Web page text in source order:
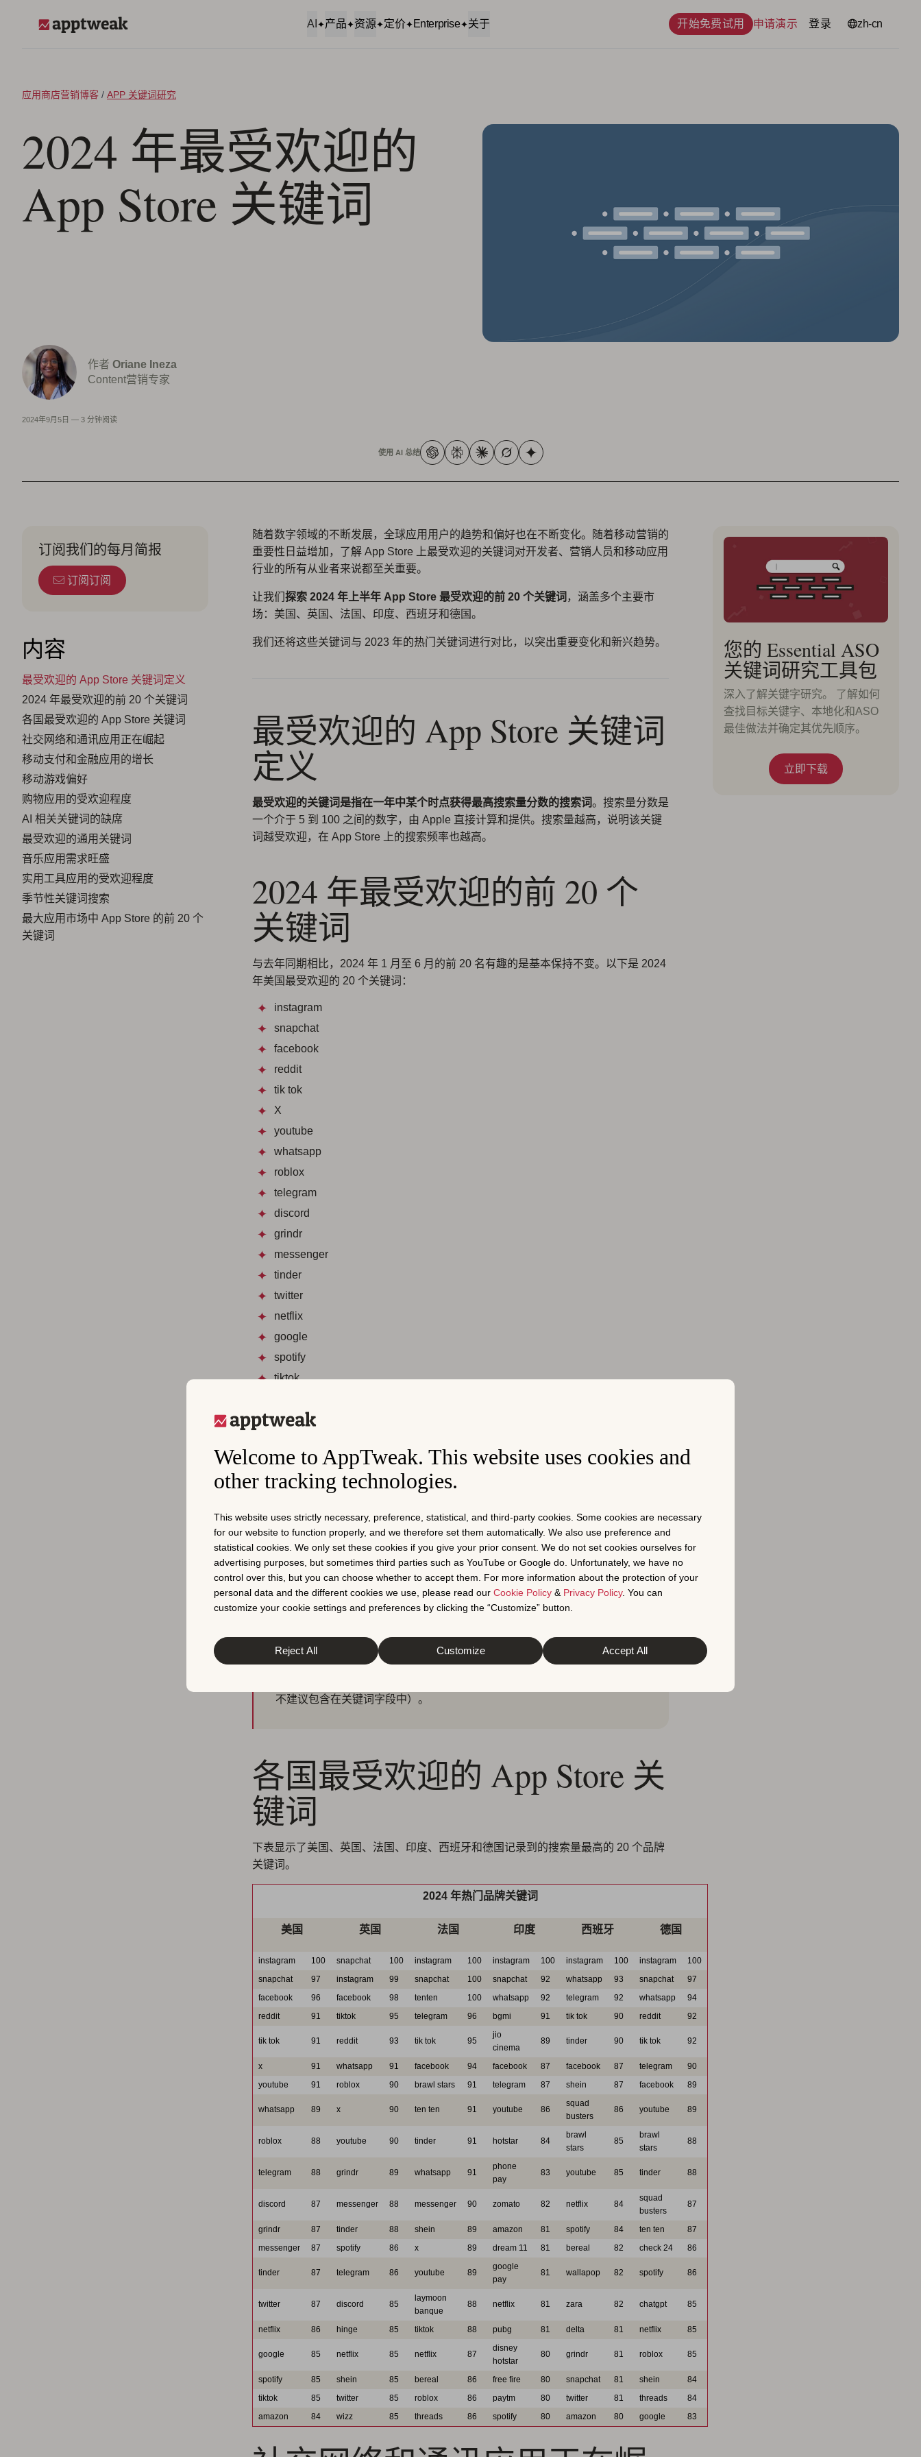
Welcome to AppTweak. This website uses cookies and
other tracking technologies.
This website uses strictly necessary, preference, statistical, and third-party cookies. Some cookies are necessary
for our website to function properly, and we therefore set them automatically. We also use preference and
statistical cookies. We only set these cookies if you give your prior consent. We do not set cookies ourselves for
advertising purposes, but sometimes third parties such as YouTube or Google do. Unfortunately, we have no
control over this, but you can choose whether to accept them. For more information about the protection of your
personal data and the different cookies we use, please read our Cookie Policy & Privacy Policy. You can
customize your cookie settings and preferences by clicking the “Customize” button.
Reject All Customize Accept All
AI 产品 资源 定价 Enterprise 关于 开始免费试用 申请演示 登录 语言zh-cn
应用商店营销博客 / APP 关键词研究
2024 年最受欢迎的
App Store 关键词
作者 Oriane Ineza
Content营销专家
2024年9月5日 — 3 分钟阅读
使用 AI 总结
订阅我们的每月简报
订阅订阅
内容
最受欢迎的 App Store 关键词定义
2024 年最受欢迎的前 20 个关键词
各国最受欢迎的 App Store 关键词
社交网络和通讯应用正在崛起
移动支付和金融应用的增长
移动游戏偏好
购物应用的受欢迎程度
AI 相关关键词的缺席
最受欢迎的通用关键词
音乐应用需求旺盛
实用工具应用的受欢迎程度
季节性关键词搜索
最大应用市场中 App Store 的前 20 个
关键词
随着数字领域的不断发展，全球应用用户的趋势和偏好也在不断变化。随着移动营销的
重要性日益增加，了解 App Store 上最受欢迎的关键词对开发者、营销人员和移动应用
行业的所有从业者来说都至关重要。
让我们 探索 2024 年上半年 App Store 最受欢迎的前 20 个关键词 ，涵盖多个主要市
场：美国、英国、法国、印度、西班牙和德国。
我们还将这些关键词与 2023 年的热门关键词进行对比，以突出重要变化和新兴趋势。
最受欢迎的 App Store 关键词
定义
最受欢迎的关键词是指在一年中某个时点获得最高搜索量分数的搜索词。搜索量分数是
一个介于 5 到 100 之间的数字，由 Apple 直接计算和提供。搜索量越高，说明该关键
词越受欢迎，在 App Store 上的搜索频率也越高。
2024 年最受欢迎的前 20 个
关键词
与去年同期相比，2024 年 1 月至 6 月的前 20 名有趣的是基本保持不变。以下是 2024
年美国最受欢迎的 20 个关键词：
instagram
snapchat
facebook
reddit
tik tok
X
youtube
whatsapp
roblox
telegram
discord
grindr
messenger
tinder
twitter
netflix
google
spotify
tiktok
略。Amazon 退出前 20 名，导致美国 App Store 上没有购物应用的品牌关键词进入前
2023 年， Bereal
在西班牙和德国很受欢迎，但今年在西班牙排名下降了几位，并退出
了德国市场。该应用已进入法国市场。
专家提示
不建议包含在关键词字段中）。
各国最受欢迎的 App Store 关
键词
下表显示了美国、英国、法国、印度、西班牙和德国记录到的搜索量最高的 20 个品牌
关键词。
2024 年热门品牌关键词
美国 英国 法国 印度 西班牙 德国
instagram 100 snapchat 100 instagram 100 instagram 100 instagram 100 instagram
100
snapchat
97 instagram 99 snapchat 100 snapchat 92 whatsapp 93 snapchat
97
facebook
96 facebook 98 tenten 100 whatsapp 92 telegram 92 whatsapp
94
reddit
91 tiktok 95 telegram 96 bgmi 91 tik tok 90 reddit 92
tik tok 91 reddit 93 tik tok 95
jio
cinema
89 tinder 90 tik tok 92
x 91 whatsapp 91 facebook 94 facebook 87 facebook 87 telegram
90
youtube
91 roblox 90 brawl stars 91 telegram 87 shein 87 facebook 89
whatsapp 89 x 90 ten ten 91 youtube 86
squad
busters
86 youtube 89
roblox 88 youtube 90 tinder 91 hotstar 84
brawl
stars
85
brawl
stars
88
telegram 88 grindr 89 whatsapp 91
phone
pay
83 youtube 85 tinder 88
discord 87 messenger 88 messenger 90 zomato 82 netflix 84
squad
busters
87
grindr 87 tinder 88 shein 89 amazon 81 spotify 84 ten ten
87
messenger
87 spotify 86 x 89 dream 11 81 bereal 82 check 24 86
tinder 87 telegram 86 youtube 89
google
pay
81 wallapop 82 spotify 86
twitter 87 discord 85
laymoon
banque
88 netflix 81 zara 82 chatgpt 85
netflix 86 hinge 85 tiktok 88 pubg 81 delta 81 netflix 85
google 85 netflix 85 netflix 87
disney
hotstar
80 grindr 81 roblox 85
spotify 85 shein 85 bereal 86 free fire 80 snapchat 81 shein
84
tiktok
85 twitter 85 roblox 86 paytm 80 twitter 81 threads
84
amazon
84 wizz 85 threads 86 spotify 80 amazon 80 google 83
您的 Essential ASO
关键词研究工具包
深入了解关键字研究。 了解如何
查找目标关键字、本地化和ASO
最佳做法并确定其优先顺序。
立即下载